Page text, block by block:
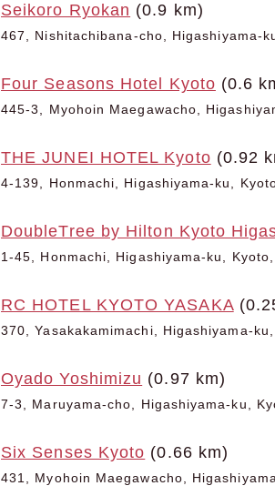
Seikoro Ryokan (0.9 km)
467, Nishitachibana-cho, Higashiyama-
Four Seasons Hotel Kyoto (0.6
445-3, Myohoin Maegawacho,
THE JUNEI HOTEL Kyoto (0.92
4-139, Honmachi, Higashiyama-ku,
DoubleTree by Hilton Kyoto
1-45, Honmachi, Higashiyama-ku,
RC HOTEL KYOTO YASAKA
370, Yasakakamimachi, Higashiyama-
Oyado Yoshimizu (0.97 km)
7-3, Maruyama-cho, Higashiyama-ku,
Six Senses Kyoto (0.66 km)
431, Myohoin Maegawacho,